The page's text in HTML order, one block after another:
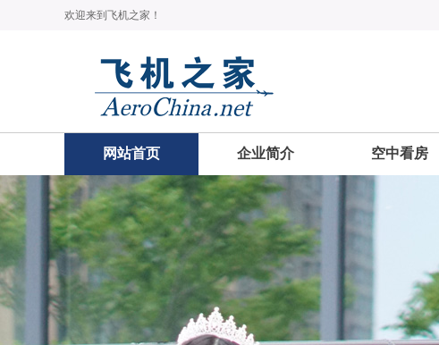
欢迎来到飞机之家！
网站首页 企业简介 空中看房